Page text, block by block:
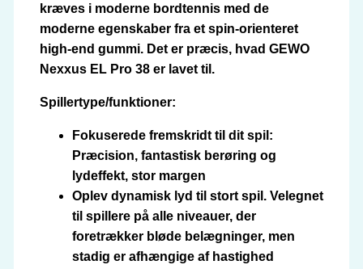
kræves i moderne bordtennis med de
moderne egenskaber fra et spin-orienteret
high-end gummi. Det er præcis, hvad GEWO
Nexxus EL Pro 38 er lavet til.
Spillertype/funktioner:
Fokuserede fremskridt til dit spil:
Præcision, fantastisk berøring og
lydeffekt, stor margen
Oplev dynamisk lyd til stort spil. Velegnet
til spillere på alle niveauer, der
foretrækker bløde belægninger, men
stadig er afhængige af hastighed